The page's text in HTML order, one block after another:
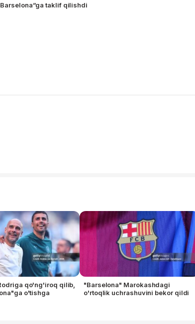
taklif qilishdi
qo'ng'iroq qilib,
o'tishga
"Barselona" Marokashdagi
o'rtoqlik uchrashuvini bekor qildi